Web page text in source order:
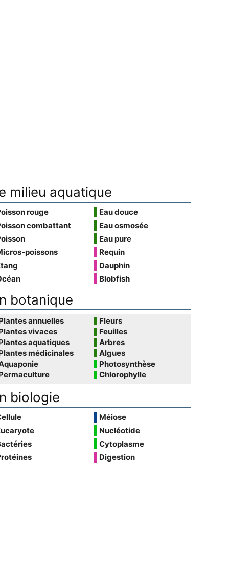
milieu aquatique
rouge
combattant
poissons
Eau douce
Eau osmosée
Eau pure
Requin
Dauphin
Blobfish
botanique
annuelles
vivaces
aquatiques
médicinales
Fleurs
Feuilles
Arbres
Algues
Photosynthèse
Chlorophylle
biologie
Méiose
Nucléotide
Cytoplasme
Digestion